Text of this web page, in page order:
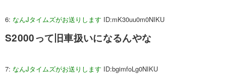
6: なんJタイムズがお送りします ID:mK30uu0m0NIKU
S2000って旧車扱いになるんやな
7: なんJタイムズがお送りします ID:bgimfoLg0NIKU